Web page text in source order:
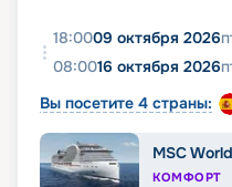
18:0009 октября 2026
08:0016 октября 2026
Вы посетите 4 страны:
MSC
КОМФОРТ